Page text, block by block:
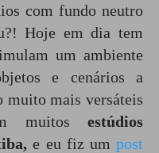
com fundo neutro
Hoje em dia tem
um ambiente
e cenários a
muito mais versáteis
muitos estúdios
e eu fiz umpost